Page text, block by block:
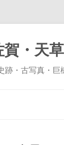
・天
・古写真・